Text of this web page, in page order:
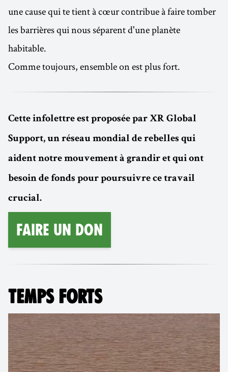
une cause qui te tient à cœur contribue à faire tomber
les barrières qui nous séparent d'une planète
habitable.
Comme toujours, ensemble on est plus fort.
Cette infolettre est proposée par XR Global
Support, un réseau mondial de rebelles qui
aident notre mouvement à grandir et qui ont
besoin de fonds pour poursuivre ce travail
crucial.
Faire un don
TEMPS FORTS